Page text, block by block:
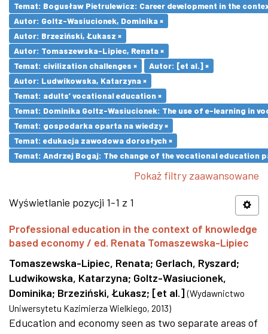
Temat: Bogusław Pietrulewicz: Career development in the
Autor: Goltz-Wasiucionek, Dominika ×
Autor: Brzeziński, Łukasz ×
Autor: Tomaszewska-Lipiec, Renata ×
Temat: civilization challenges ×
Autor: [et al.] ×
Autor: Ludwikowska, Katarzyna ×
Temat: adults’ vocational education ×
Temat: Dominika Goltz-Wasiucionek: The use of e-learning in
Temat: gospodarka oparta na wiedzy ×
Temat: edukacja zawodowa dorosłych ×
Temat: Andrzej Bogaj: The change of the vocational education
Pokaż filtry zaawansowane
Wyświetlanie pozycji 1-1 z 1
Professional education in the context of knowledge
based economy / ed. Renata Tomaszewska-Lipiec
Tomaszewska-Lipiec, Renata; Gerlach, Ryszard;
Ludwikowska, Katarzyna; Goltz-Wasiucionek,
Dominika; Brzeziński, Łukasz; [et al.] (Wydawnictwo
Uniwersytetu Kazimierza Wielkiego, 2013)
Education and economy seen as two separate areas of